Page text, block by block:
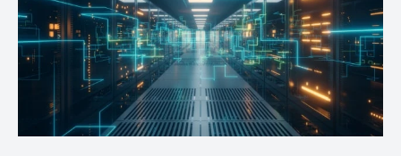
την
ιδανική
φιλοξενία
eshop